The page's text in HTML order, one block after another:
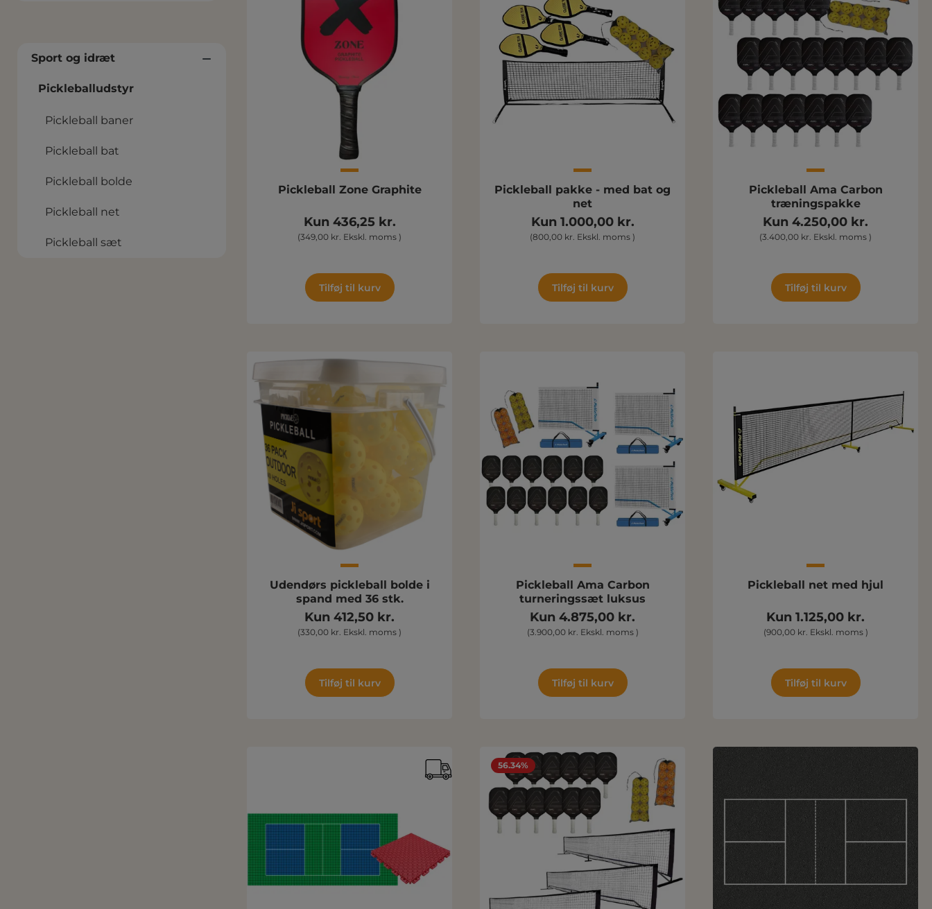
Sport og idræt
Pickleballudstyr
Pickleball baner
Pickleball bat
Pickleball bolde
Pickleball net
Pickleball sæt
Pickleball Zone Graphite
Kun 436,25 kr.
(349,00 kr. Ekskl. moms )
Tilføj til kurv
Pickleball pakke - med bat og
net
Kun 1.000,00 kr.
(800,00 kr. Ekskl. moms )
Tilføj til kurv
Pickleball Ama Carbon
træningspakke
Kun 4.250,00 kr.
(3.400,00 kr. Ekskl. moms )
Tilføj til kurv
Udendørs pickleball bolde i
spand med 36 stk.
Kun 412,50 kr.
(330,00 kr. Ekskl. moms )
Tilføj til kurv
Pickleball Ama Carbon
turneringssæt luksus
Kun 4.875,00 kr.
(3.900,00 kr. Ekskl. moms )
Tilføj til kurv
Pickleball net med hjul
Kun 1.125,00 kr.
(900,00 kr. Ekskl. moms )
Tilføj til kurv
56.34%